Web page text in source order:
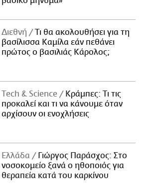
Διεθνή
Τι θα ακολουθήσει για τη
βασίλισσα Καμίλα εάν πεθάνει
πρώτος ο βασιλιάς Κάρολος;
Τech & Science
Κράμπες: Τι τις
προκαλεί και τι να κάνουμε όταν
αρχίσουν οι ενοχλήσεις
Ελλάδα
Γιώργος Παράσχος: Στο
νοσοκομείο ξανά ο ηθοποιός για
θεραπεία κατά του καρκίνου